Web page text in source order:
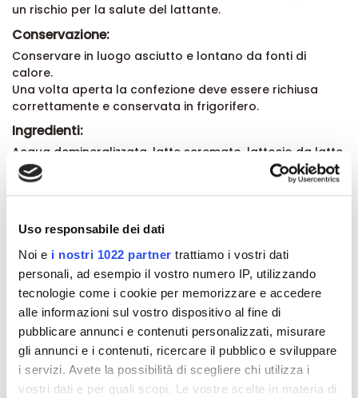
Uso responsabile dei dati
Noi e i nostri 1022 partner trattiamo i vostri dati
personali, ad esempio il vostro numero IP, utilizzando
tecnologie come i cookie per memorizzare e accedere
alle informazioni sul vostro dispositivo al fine di
pubblicare annunci e contenuti personalizzati, misurare
gli annunci e i contenuti, ricercare il pubblico e sviluppare
i servizi. Avete la possibilità di scegliere chi utilizza i
vostri dati e per quali scopi. Le vostre scelte in materia di
un rischio per la salute del lattante.
Conservazione:
Conservare in luogo asciutto e lontano da fonti di
calore.
Una volta aperta la confezione deve essere richiusa
correttamente e conservata in frigorifero.
Ingredienti:
Acqua demineralizzata, latte scremato, lattosio da latte,
oli vegetali (palma, colza, cocco, girasole)
(contengono: lecitina di soia), galatto-oligosaccaridi da
cloruro, sodio L-ascorbato, tripotassio citrato, potassio
idrossido, trisodio citrato, colina cloruro, taurina, lattato
ferroso, inositolo, L-triptofano, DL-alfa-tocoferil
acetato, retinil acetato, zinco solfato, uridina 5'-
monofosfato sale sodico, citidina 5'-monofosfato,
adenosina 5'-monofosfato, inosina 5'- monofosfato
sale sodico, colecalciferolo, nicotinamide, L-carnitina,
calcio D-pantotenato, guanosina 5'-monofosfato sale
sodico, gluconato di rame, sodio selenito, potassio
ioduro, D-biotina, acido folico, riboflavina,